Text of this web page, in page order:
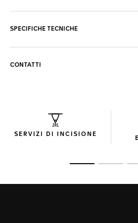
arancioni richiamano il dinamismo
lunetta in ceramica sabbiata nera,
SPECIFICHE TECNICHE
CONTATTI
SERVIZI DI INCISIONE